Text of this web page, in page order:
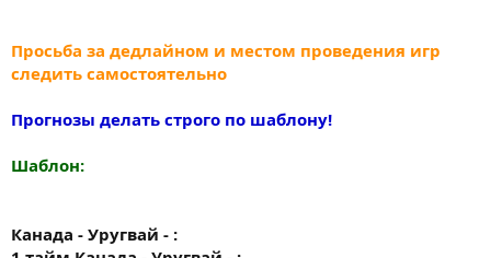
Просьба за дедлайном и местом проведения игр
следить самостоятельно
Прогнозы делать строго по шаблону!
Шаблон:
Канада - Уругвай - :